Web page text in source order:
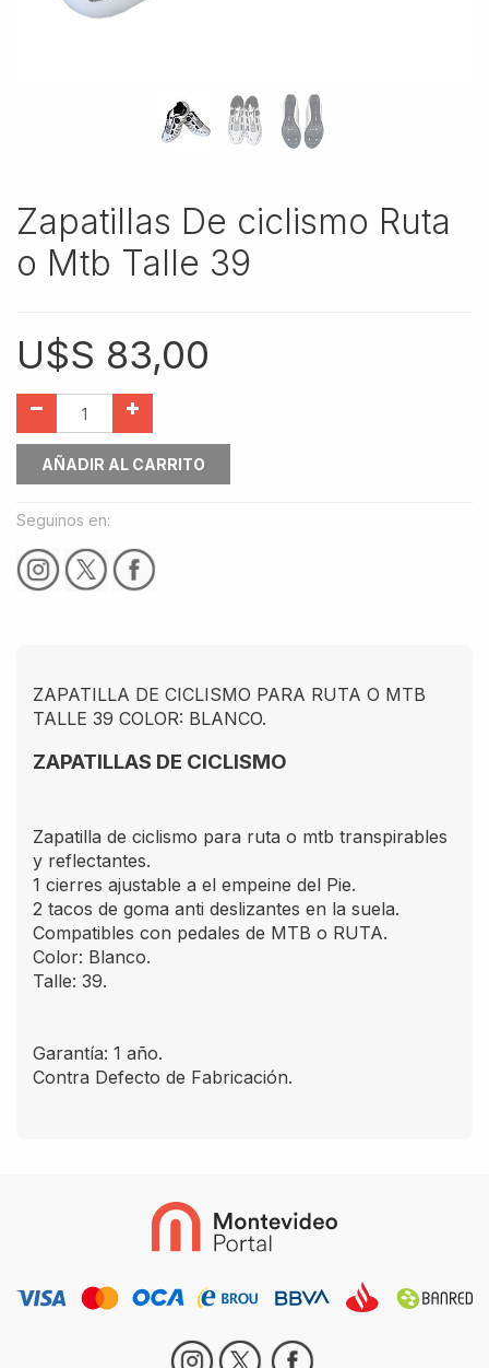
Zapatillas De ciclismo Ruta
o Mtb Talle 39
U$S 83,00
AÑADIR AL CARRITO
Seguinos en:
ZAPATILLA DE CICLISMO PARA RUTA O MTB
TALLE 39 COLOR: BLANCO.
ZAPATILLAS DE CICLISMO
Zapatilla de ciclismo para ruta o mtb transpirables
y reflectantes.
1 cierres ajustable a el empeine del Pie.
2 tacos de goma anti deslizantes en la suela.
Compatibles con pedales de MTB o RUTA.
Color: Blanco.
Talle: 39.
Garantía: 1 año.
Contra Defecto de Fabricación.